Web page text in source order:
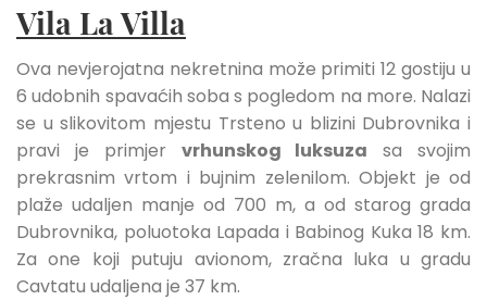
Vila La Villa
Ova nevjerojatna nekretnina može primiti 12 gostiju u
6 udobnih spavaćih soba s pogledom na more. Nalazi
se u slikovitom mjestu Trsteno u blizini Dubrovnika i
pravi je primjer vrhunskog luksuza sa svojim
prekrasnim vrtom i bujnim zelenilom. Objekt je od
plaže udaljen manje od 700 m, a od starog grada
Dubrovnika, poluotoka Lapada i Babinog Kuka 18 km.
Za one koji putuju avionom, zračna luka u gradu
Cavtatu udaljena je 37 km.